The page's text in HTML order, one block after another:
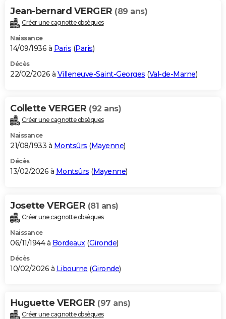
Jean-bernard VERGER (89 ans)
Créer une cagnotte obsèques
Naissance
14/09/1936 à Paris (Paris)
Décès
22/02/2026 à Villeneuve-Saint-Georges (Val-de-Marne)
Collette VERGER (92 ans)
Créer une cagnotte obsèques
Naissance
21/08/1933 à Montsûrs (Mayenne)
Décès
13/02/2026 à Montsûrs (Mayenne)
Josette VERGER (81 ans)
Créer une cagnotte obsèques
Naissance
06/11/1944 à Bordeaux(Gironde)
Décès
10/02/2026 à Libourne (Gironde)
Huguette VERGER (97 ans)
Créer une cagnotte obsèques